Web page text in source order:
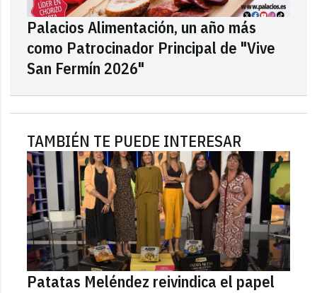
Palacios Alimentación, un año más
como Patrocinador Principal de "Vive
San Fermín 2026"
TAMBIÉN TE PUEDE INTERESAR
Patatas Meléndez reivindica el papel